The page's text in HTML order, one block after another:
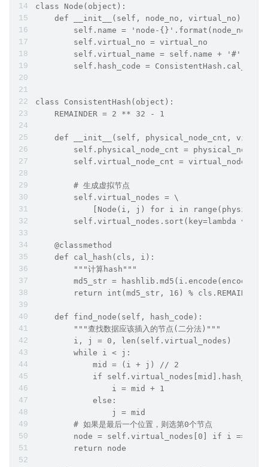
class Node(object):
    def __init__(self, node_no, virtual_no):
        self.name = 'node-{}'.format(node_no)
        self.virtual_no = virtual_no
self.virtual_name = self.name + '#' +
self.hash_code =
class ConsistentHash(object):
    REMAINDER = 2 ** 32 - 1
def __init__(self, physical_node_cnt,
self.physical_node_cnt =
        self.virtual_node_cnt = virtual_node_cnt
        # 生成虚拟节点
        self.virtual_nodes = \
[Node(i, j) for i in
self.virtual_nodes.sort(key=lambda v:
    @classmethod
    def cal_hash(cls, i):
        """计算hash"""
md5_str =
        return int(md5_str, 16) % cls.REMAINDER
    def find_node(self, hash_code):
        """查找数据应该插入的节点(二分法)"""
        i, j = 0, len(self.virtual_nodes)
        while i < j:
            mid = (i + j) // 2
if self.virtual_nodes[mid].hash_code
                i = mid + 1
            else:
                j = mid
        # 如果是最后一个位置，则选第0个节点
node = self.virtual_nodes[0] if i ==
        return node